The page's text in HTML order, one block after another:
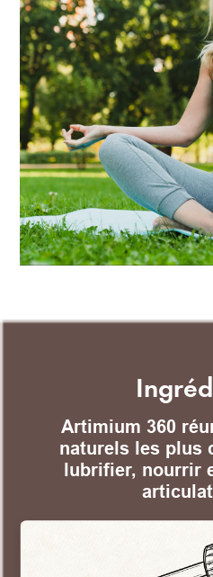
Artimium 360
naturels les plus
lubrifier, nourrir